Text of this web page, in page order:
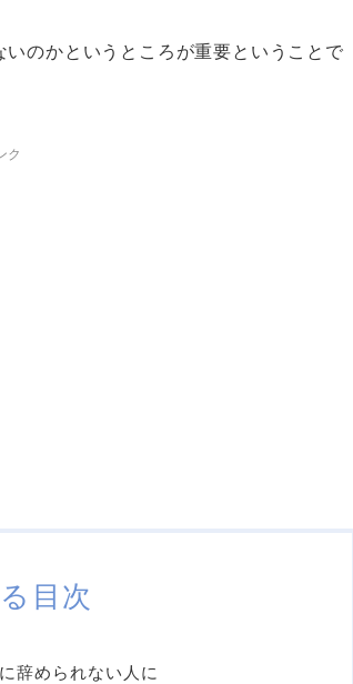
のかというところが重要ということで
ク
目次
辞められない人に